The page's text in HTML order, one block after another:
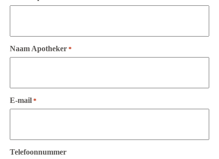
Naam Apotheker *
E-mail *
Telefoonnummer